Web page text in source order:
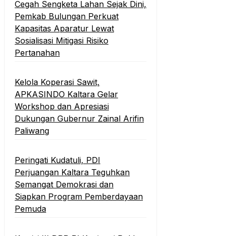
Cegah Sengketa Lahan Sejak Dini,
Pemkab Bulungan Perkuat
Kapasitas Aparatur Lewat
Sosialisasi Mitigasi Risiko
Pertanahan
Kelola Koperasi Sawit,
APKASINDO Kaltara Gelar
Workshop dan Apresiasi
Dukungan Gubernur Zainal Arifin
Paliwang
Peringati Kudatuli, PDI
Perjuangan Kaltara Teguhkan
Semangat Demokrasi dan
Siapkan Program Pemberdayaan
Pemuda